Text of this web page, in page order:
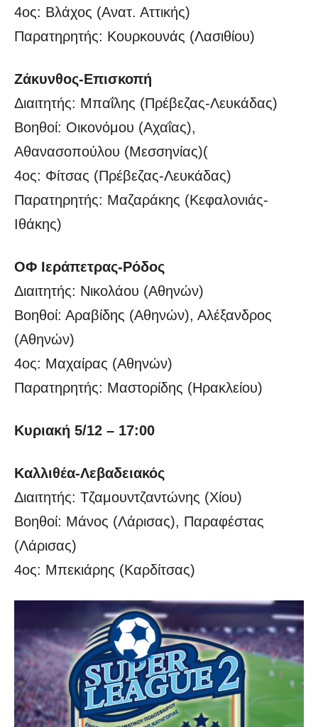
4ος: Βλάχος (Ανατ. Αττικής)
Παρατηρητής: Κουρκουνάς (Λασιθίου)
Ζάκυνθος-Επισκοπή
Διαιτητής: Μπαΐλης (Πρέβεζας-Λευκάδας)
Βοηθοί: Οικονόμου (Αχαΐας),
Αθανασοπούλου (Μεσσηνίας)(
4ος: Φίτσας (Πρέβεζας-Λευκάδας)
Παρατηρητής: Μαζαράκης (Κεφαλονιάς-
Ιθάκης)
ΟΦ Ιεράπετρας-Ρόδος
Διαιτητής: Νικολάου (Αθηνών)
Βοηθοί: Αραβίδης (Αθηνών), Αλέξανδρος
(Αθηνών)
4ος: Μαχαίρας (Αθηνών)
Παρατηρητής: Μαστορίδης (Ηρακλείου)
Κυριακή 5/12 – 17:00
Καλλιθέα-Λεβαδειακός
Διαιτητής: Τζαμουντζαντώνης (Χίου)
Βοηθοί: Μάνος (Λάρισας), Παραφέστας
(Λάρισας)
4ος: Μπεκιάρης (Καρδίτσας)